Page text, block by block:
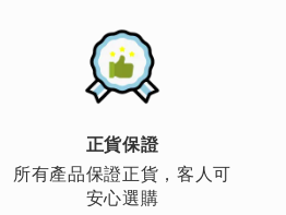
正貨保證
所有產品保證正貨，客人可
安心選購